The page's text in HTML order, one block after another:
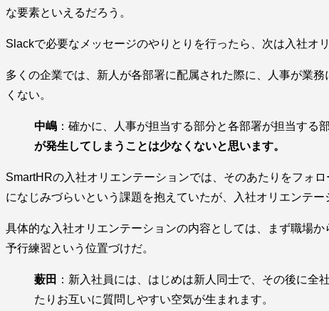
な要素といえるだろう。
Slackで必要なメッセージのやりとりを行ったら、次は入社オ
多くの企業では、新人が各部署に配属された際に、人事が業
くない。
中嶋 ：確かに、人事が担当する部分と各部署が担当する
が発生してしまうことは少なくないと思います。
SmartHRの入社オリエンテーションでは、そのあたりをフォ
になじみづらいという課題を抱えていたが、入社オリエンテ
具体的な入社オリエンテーションの内容としては、まず職場
予行練習という位置づけだ。
薮田 ：新入社員には、はじめは新人同士で、その後に
たりお互いに質問しやすい空気が生まれます。